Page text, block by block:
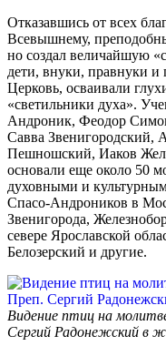
Отказавшись от всех
Всевышнему,
но создал величайшую
дети, внуки, правнуки и
Церковь, осваивали
«светильники духа».
Андроник, Феодор
Савва Звенигородский,
Пешношский, Иаков
основали еще около 50
духовными и
Спасо-Андроников в
Звенигорода,
севере Ярославской
Белозерский и другие.
Видение птиц на
Сергий Радонежский в